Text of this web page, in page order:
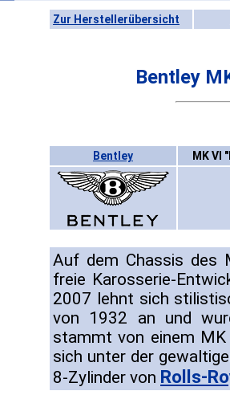
Zur Herstellerübersicht
Bentley
Bentley MK VI
Auf dem Chassis des
freie Karosserie-
2007 lehnt sich
von 1932 an und
stammt von einem
sich unter der
8-Zylinder von Rolls-